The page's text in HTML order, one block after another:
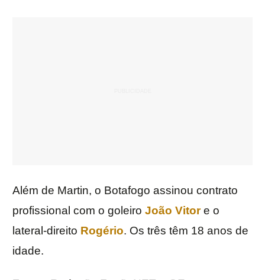
Além de Martin, o Botafogo assinou contrato
profissional com o goleiro João Vitore o
lateral-direito Rogério. Os três têm 18 anos de
idade.